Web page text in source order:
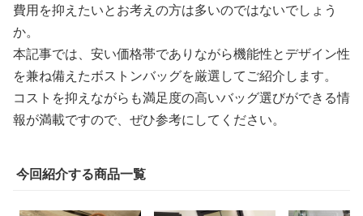
費用を抑えたいとお考えの方は多いのではないでしょう
か。
本記事では、安い価格帯でありながら機能性とデザイン性
を兼ね備えたボストンバッグを厳選してご紹介します。
コストを抑えながらも満足度の高いバッグ選びができる情
報が満載ですので、ぜひ参考にしてください。
今回紹介する商品一覧